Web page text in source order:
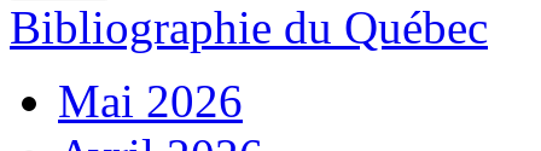
Bibliographie du Québec
Mai 2026